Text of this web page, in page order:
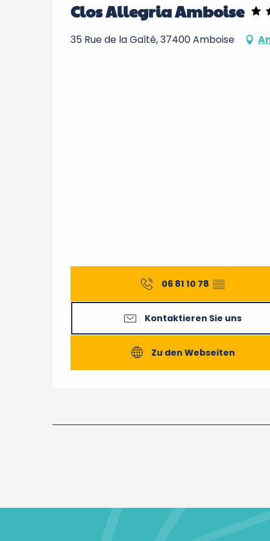
Clos Allegria Amboise
35 Rue de la Gaîté, 37400 Amboise
06 81 10 78 ▒▒
Kontaktieren Sie uns
Zu den Webseiten